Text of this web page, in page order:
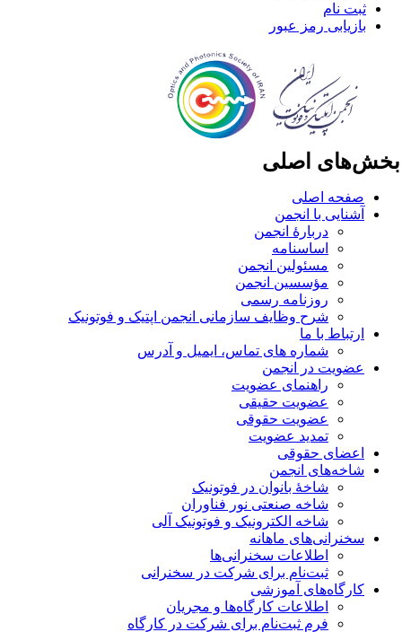
ثبت نام
بازیابی رمز عبور
اصلی
صفحه اصلی
آشنایی با انجمن
دربارۀ انجمن
اساسنامه
مسئولین انجمن
مؤسسین انجمن
روزنامه رسمی
شرح وظایف سازمانی انجمن اپتیک و فوتونیک
ارتباط با ما
شماره های تماس، ایمیل و آدرس
عضویت در انجمن
راهنمای عضویت
عضویت حقیقی
عضویت حقوقی
تمدید عضویت
اعضای حقوقی
شاخه‌های انجمن
شاخۀ بانوان در فوتونیک
شاخه صنعتی نور فناوران
شاخه‌ الکترونیک و فوتونیک آلی
سخنرانی‌های ماهانه
اطلاعات سخنرانی‌‌ها
ثبت‌نام برای شرکت در سخنرانی
کارگاه‌های آموزشی
اطلاعات کارگاه‌ها و مجریان
فرم ثبت‌نام برای شرکت در کارگاه